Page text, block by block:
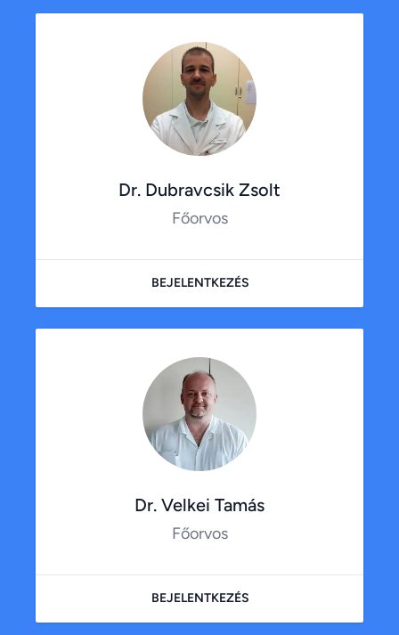
Dr. Dubravcsik Zsolt
Főorvos
BEJELENTKEZÉS
Dr. Velkei Tamás
Főorvos
BEJELENTKEZÉS